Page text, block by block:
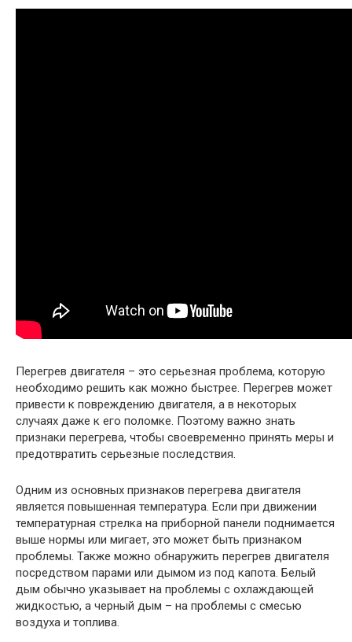
Перегрев двигателя – это серьезная проблема, которую
необходимо решить как можно быстрее. Перегрев может
привести к повреждению двигателя, а в некоторых
случаях даже к его поломке. Поэтому важно знать
признаки перегрева, чтобы своевременно принять меры и
предотвратить серьезные последствия.
Одним из основных признаков перегрева двигателя
является повышенная температура. Если при движении
температурная стрелка на приборной панели поднимается
выше нормы или мигает, это может быть признаком
проблемы. Также можно обнаружить перегрев двигателя
посредством парами или дымом из под капота. Белый
дым обычно указывает на проблемы с охлаждающей
жидкостью, а черный дым – на проблемы с смесью
воздуха и топлива.